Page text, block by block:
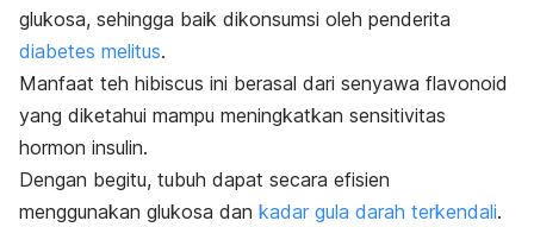
glukosa, sehingga baik dikonsumsi oleh penderita
diabetes melitus.
Manfaat teh hibiscus ini berasal dari senyawa flavonoid
yang diketahui mampu meningkatkan sensitivitas
hormon insulin.
Dengan begitu, tubuh dapat secara efisien
menggunakan glukosa dan kadar gula darah terkendali.